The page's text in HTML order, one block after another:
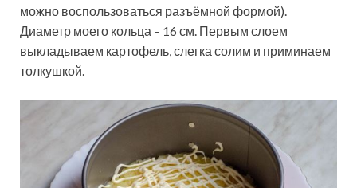
можно воспользоваться разъёмной формой).
Диаметр моего кольца – 16 см. Первым слоем
выкладываем картофель, слегка солим и приминаем
толкушкой.